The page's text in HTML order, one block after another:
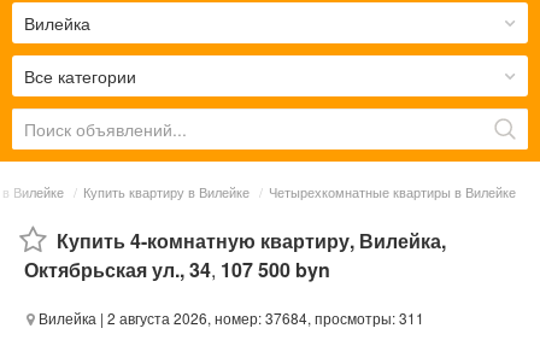
Все категории
Вилейка
Вилейке / Купить квартиру в Вилейке / Четырехкомнатные квартиры в Вилейке
Купить 4-комнатную квартиру, Вилейка,
Октябрьская ул., 34, 107 500 byn
Вилейка | 2 августа 2026, номер: 37684, просмотры: 311